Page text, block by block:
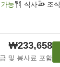
능 식사 조식
₩233,658
및 봉사료 포함